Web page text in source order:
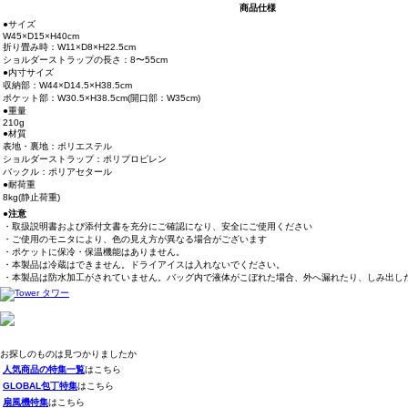
商品仕様
●サイズ
W45×D15×H40cm
折り畳み時：W11×D8×H22.5cm
ショルダーストラップの長さ：8〜55cm
●内寸サイズ
収納部：W44×D14.5×H38.5cm
ポケット部：W30.5×H38.5cm(開口部：W35cm)
●重量
210g
●材質
表地・裏地：ポリエステル
ショルダーストラップ：ポリプロピレン
バックル：ポリアセタール
●耐荷重
8kg(静止荷重)
●注意
・取扱説明書および添付文書を充分にご確認になり、安全にご使用ください
・ご使用のモニタにより、色の見え方が異なる場合がございます
・ポケットに保冷・保温機能はありません。
・本製品は冷蔵はできません。ドライアイスは入れないでください。
・本製品は防水加工がされていません。バッグ内で液体がこぼれた場合、外へ漏れたり、しみ出し
お探しのものは見つかりましたか
人気商品の特集一覧はこちら
GLOBAL包丁特集はこちら
扇風機特集はこちら